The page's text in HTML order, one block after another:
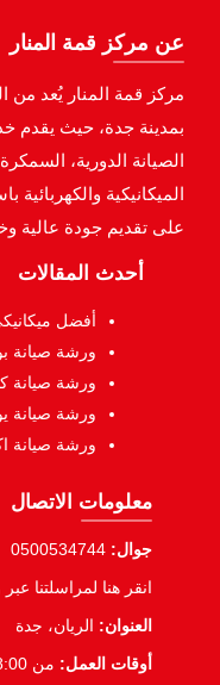
عن مركز قمة المنار
مركز قمة المنار يُعد من
بمدينة جدة، حيث يقدم
الصيانة الدورية،
الميكانيكية
على تقديم جودة عالية
أحدث المقالات
أفضل
ورشة صيانة
ورشة صيانة
ورشة صيانة
ورشة صيانة
معلومات الاتصال
جوال: 0500534744
انقر هنا لمراسلتنا
العنوان: الريان، جدة
أوقات العمل: من 8:00 ص حتى 10:00 م (عدا الجمعة)